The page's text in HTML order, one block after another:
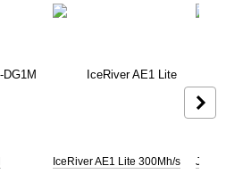
IceRiver AE1 Lite 300Mh/s